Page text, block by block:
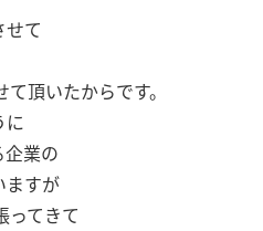
て
頂いたからです。
に
業の
ますが
ってきて